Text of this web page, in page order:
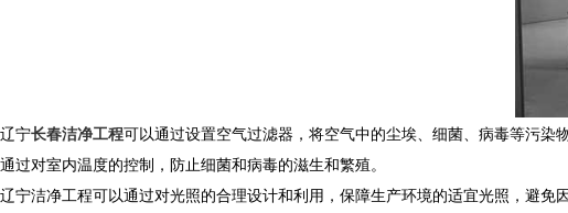
辽宁长春洁净工程可以通过设置空气过滤器，将空气中的尘埃、细菌、病毒等污染
通过对室内温度的控制，防止细菌和病毒的滋生和繁殖。
辽宁洁净工程可以通过对光照的合理设计和利用，保障生产环境的适宜光照，避